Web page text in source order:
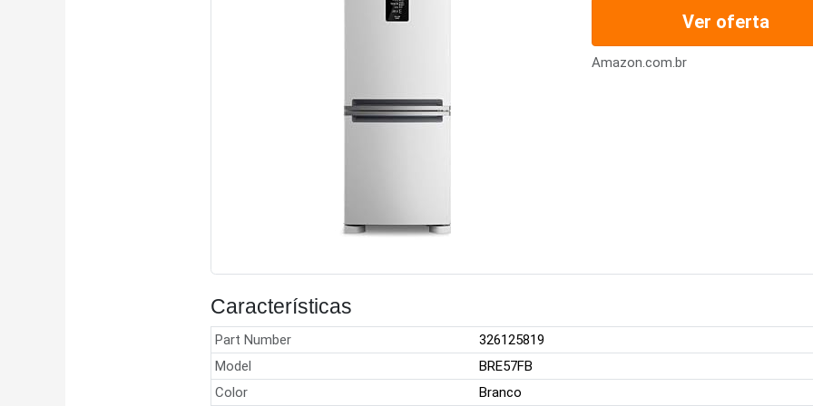
Ver oferta
Amazon.com.br
Características
Part Number
326125819
Model
BRE57FB
Color
Branco